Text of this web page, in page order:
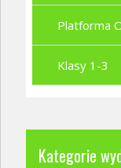
Platforma
Klasy 1-3
Kategorie